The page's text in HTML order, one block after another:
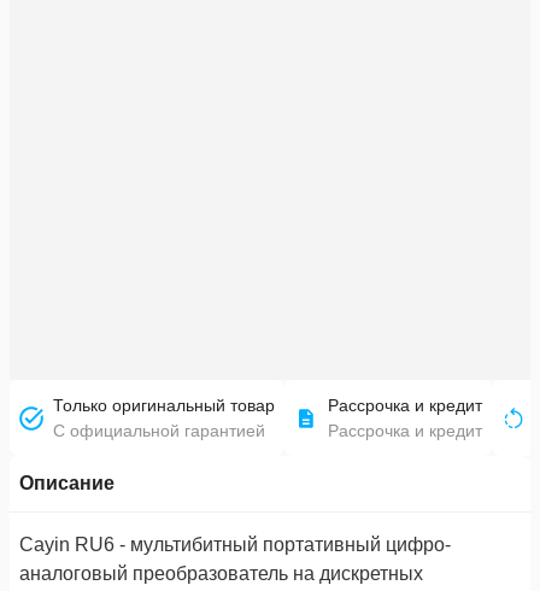
Только оригинальный товар
С официальной гарантией
Рассрочка и кредит
Рассрочка и кредит
Описание
Cayin RU6 - мультибитный портативный цифро-
аналоговый преобразователь на дискретных